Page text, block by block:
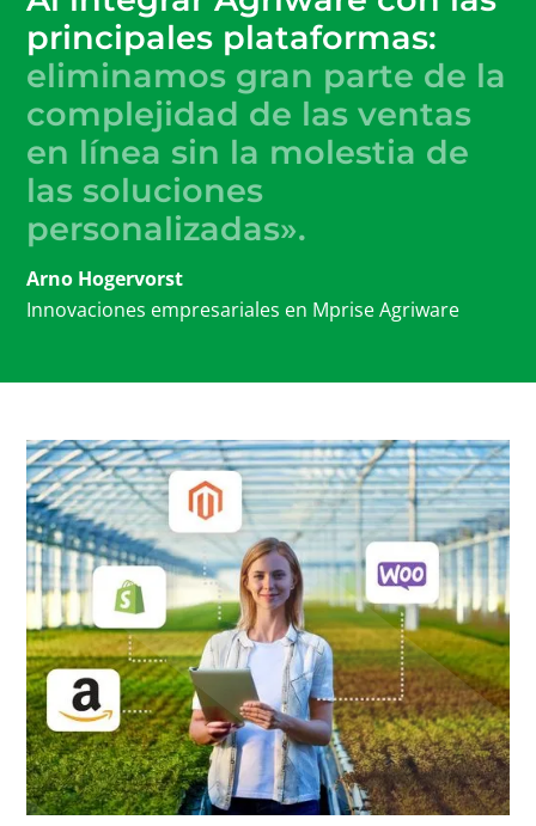
principales plataformas:
eliminamos gran parte de la
complejidad de las ventas
en línea sin la molestia de
las soluciones
personalizadas».
Arno Hogervorst
Innovaciones empresariales en Mprise Agriware